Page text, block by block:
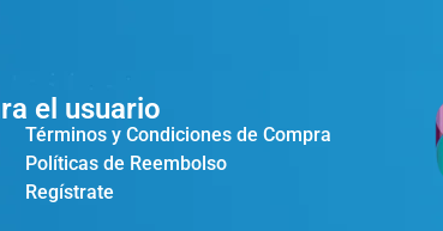
el usuario
Términos y Condiciones de Compra
Políticas de Reembolso
Regístrate